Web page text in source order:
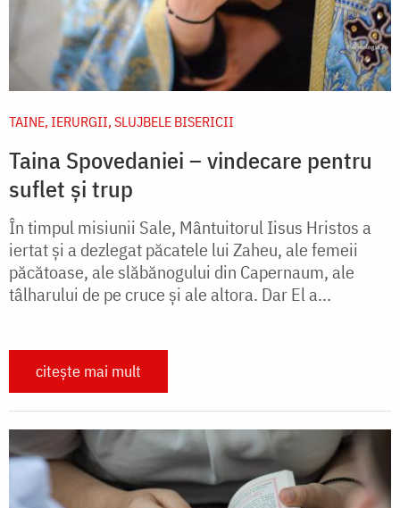
TAINE, IERURGII, SLUJBELE BISERICII
Taina Spovedaniei – vindecare pentru
suflet și trup
În timpul misiunii Sale, Mântuitorul Iisus Hristos a
iertat și a dezlegat păcatele lui Zaheu, ale femeii
păcătoase, ale slăbănogului din Capernaum, ale
tâlharului de pe cruce și ale altora. Dar El a...
citește mai mult